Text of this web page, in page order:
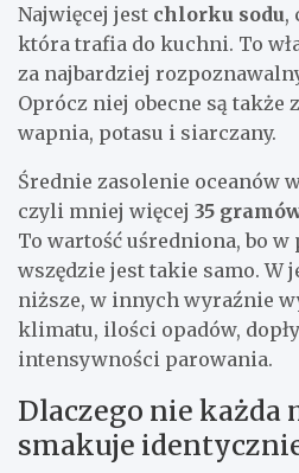
Najwięcej jest chlorku sodu,
która trafia do kuchni. To
za najbardziej
Oprócz niej obecne są także
wapnia, potasu i siarczany.
Średnie zasolenie oceanów
czyli mniej więcej 35
To wartość uśredniona, bo
wszędzie jest takie samo. W
niższe, w innych wyraźnie
klimatu, ilości opadów,
intensywności parowania.
Dlaczego nie każda
smakuje